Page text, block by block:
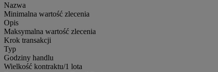
Nazwa
Minimalna wartość zlecenia
Opis
Maksymalna wartość zlecenia
Krok transakcji
Typ
Godziny handlu
Wielkość kontraktu/1 lota